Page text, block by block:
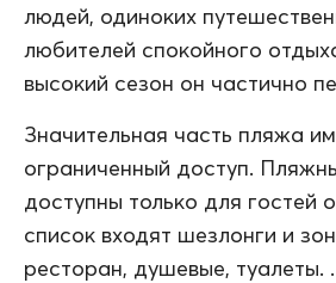
людей, одиноких
любителей спокойного
высокий сезон он частично
Значительная часть пляжа
ограниченный доступ.
доступны только для гостей
список входят шезлонги и
ресторан, душевые, туалеты. .